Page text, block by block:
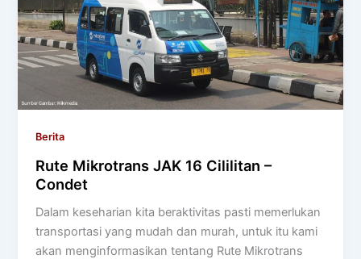
Berita
Rute Mikrotrans JAK 16 Cililitan –
Condet
Dalam keseharian kita beraktivitas pasti memerlukan
transportasi yang mudah dan murah, untuk itu kami
akan menginformasikan tentang Rute Mikrotrans